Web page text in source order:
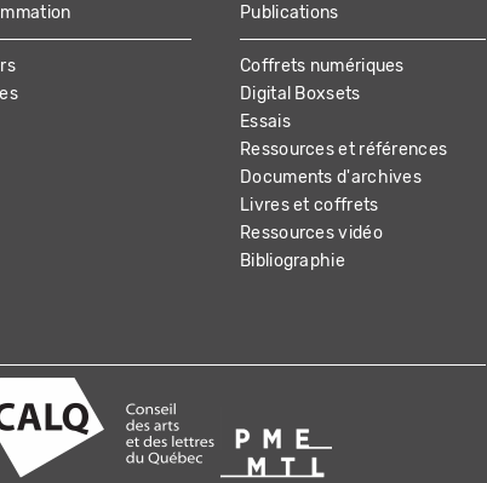
Publications
Coffrets numériques
Digital Boxsets
Essais
Ressources et références
Documents d'archives
Livres et coffrets
Ressources vidéo
Bibliographie